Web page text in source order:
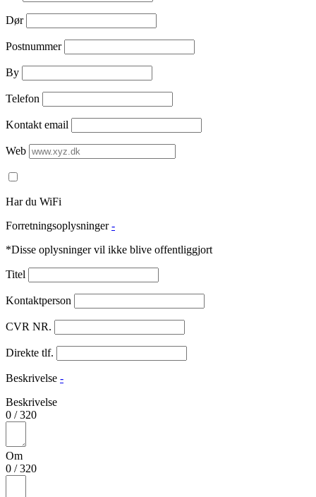
Dør
Postnummer
By
Telefon
Kontakt email
Web
Har du WiFi
Forretningsoplysninger -
*Disse oplysninger vil ikke blive offentliggjort
Titel
Kontaktperson
CVR NR.
Direkte tlf.
Beskrivelse -
Beskrivelse
0 /320
Om
0 /320